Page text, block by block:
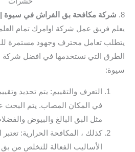
8. شركة مكافحة بق الفراش في سيوة
يعلم فريق عمل شركة اوامرك تمام
يتطلب تعامل محترف وجهود مستمرة
الطرق التي نستخدمها في افضل
سيوة:
التعرف والتقييم: يتم تحديد
في المكان المصاب. يتم البحث
مثل البق البالغ والبيوض
كذلك ، المكافحة الحرارية: تعتبر
الأساليب الفعالة للتخلص من